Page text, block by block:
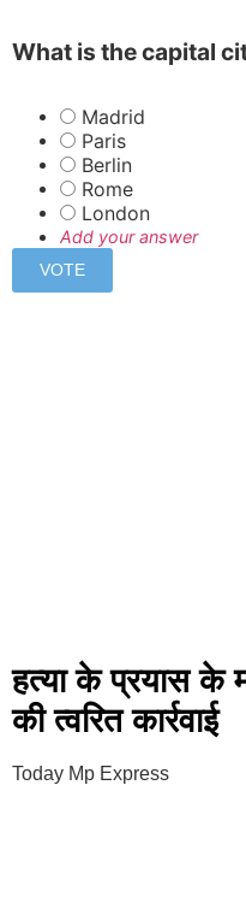
What is the capital
Madrid
Paris
Berlin
Rome
London
Add your answer
हत्या के प्रयास के
की त्वरित कार्रवाई
Today Mp Express